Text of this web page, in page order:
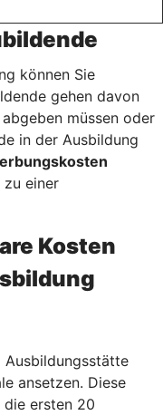
können Sie
gehen davon
müssen oder
in der Ausbildung
einer
Kosten
Ausbildungsstätte
ansetzen. Diese
ersten 20